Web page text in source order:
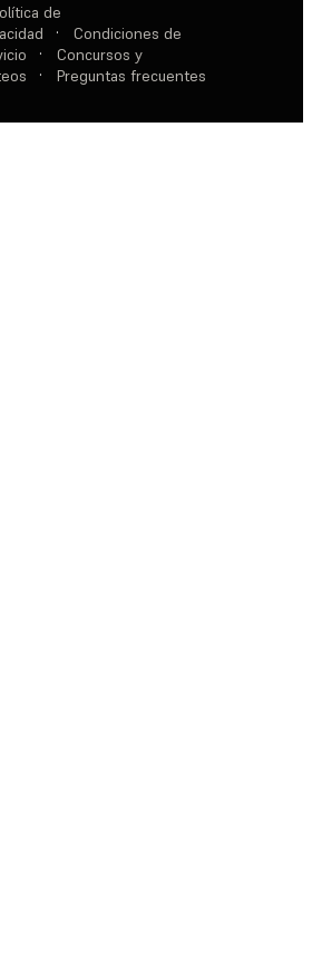
de
·
Condiciones de
·
Concursos y
· Preguntas frecuentes